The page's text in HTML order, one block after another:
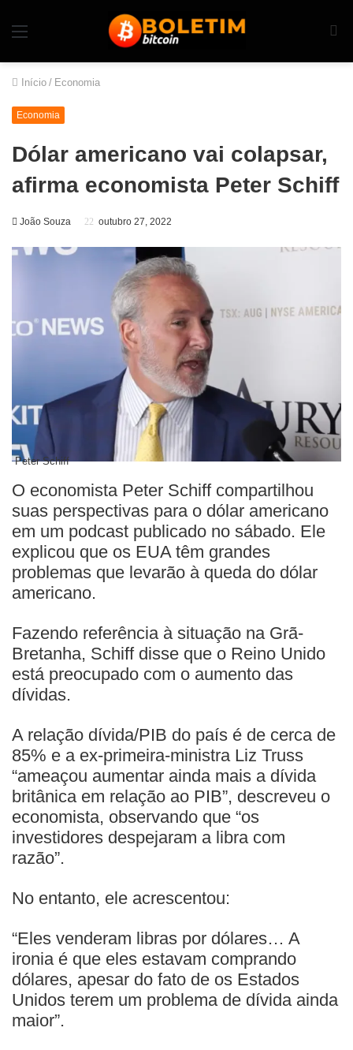
Início / Economia
Economia
Dólar americano vai colapsar,
afirma economista Peter Schiff
João Souza outubro 27, 2022
Peter Schiff
O economista Peter Schiff compartilhou
suas perspectivas para o dólar americano
em um podcast publicado no sábado. Ele
explicou que os EUA têm grandes
problemas que levarão à queda do dólar
americano.
Fazendo referência à situação na Grã-
Bretanha, Schiff disse que o Reino Unido
está preocupado com o aumento das
dívidas.
A relação dívida/PIB do país é de cerca de
85% e a ex-primeira-ministra Liz Truss
“ameaçou aumentar ainda mais a dívida
britânica em relação ao PIB”, descreveu o
economista, observando que “os
investidores despejaram a libra com
razão”.
No entanto, ele acrescentou:
“Eles venderam libras por dólares… A
ironia é que eles estavam comprando
dólares, apesar do fato de os Estados
Unidos terem um problema de dívida ainda
maior”.